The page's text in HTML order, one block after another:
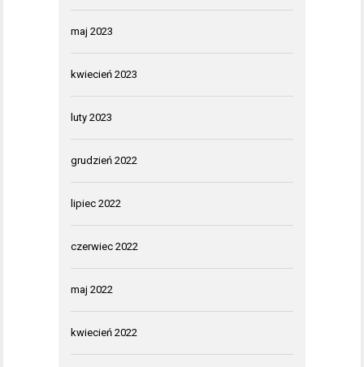
maj 2023
kwiecień 2023
luty 2023
grudzień 2022
lipiec 2022
czerwiec 2022
maj 2022
kwiecień 2022